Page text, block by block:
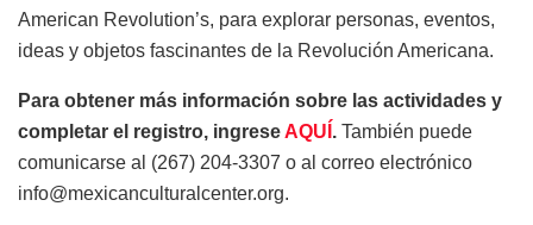
American Revolution’s, para explorar personas, eventos,
ideas y objetos fascinantes de la Revolución Americana.
Para obtener más información sobre las actividades y
completar el registro, ingreseAQUÍ . También puede
comunicarse al (267) 204-3307 o al correo electrónico
info@mexicanculturalcenter.org.